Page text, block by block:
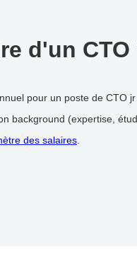
d'un CTO
pour un poste de CTO
background (expertise,
des salaires